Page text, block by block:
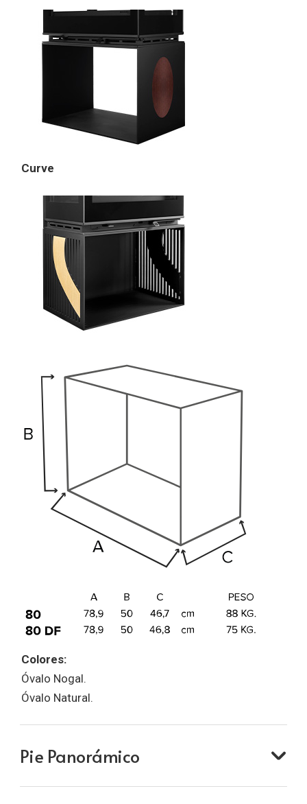
Curve
Colores:
Óvalo Nogal.
Óvalo Natural.
Pie Panorámico